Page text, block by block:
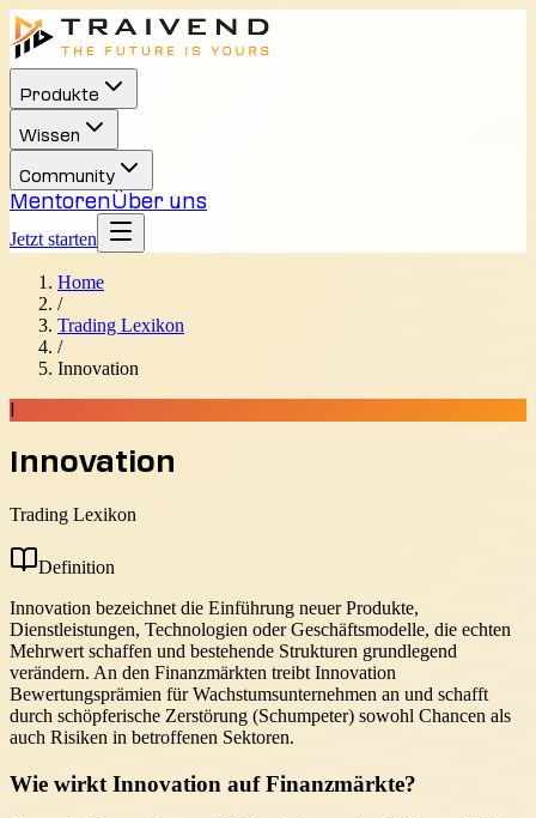
Produkte
Wissen
Community
MentorenÜber uns
Jetzt starten
Home
/
Trading Lexikon
/
Innovation
Innovation
Trading Lexikon
Definition
Innovation bezeichnet die Einführung neuer Produkte,
Dienstleistungen, Technologien oder Geschäftsmodelle, die echten
Mehrwert schaffen und bestehende Strukturen grundlegend
verändern. An den Finanzmärkten treibt Innovation
Bewertungsprämien für Wachstumsunternehmen an und schafft
durch schöpferische Zerstörung (Schumpeter) sowohl Chancen als
auch Risiken in betroffenen Sektoren.
Wie wirkt Innovation auf Finanzmärkte?